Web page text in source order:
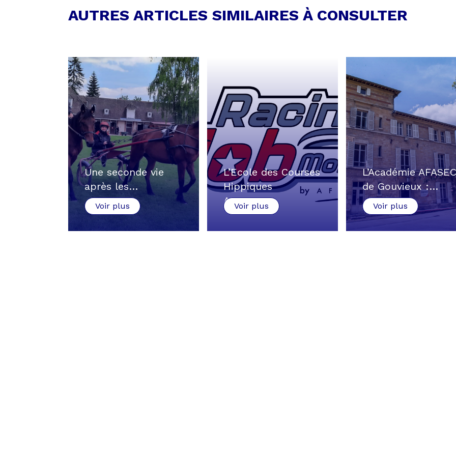
AUTRES ARTICLES SIMILAIRES À CONSULTER
Une seconde vie
après les…
Voir plus
L’Ecole des Courses
Hippiques
AFASEC…
Voir plus
L’Académie AFASEC
de Gouvieux :…
Voir plus